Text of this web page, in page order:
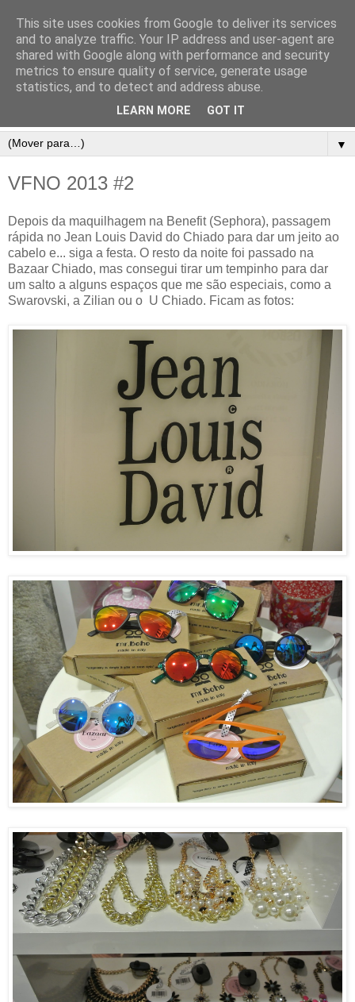
▼
VFNO 2013 #2
Depois da maquilhagem na Benefit (Sephora), passagem
rápida no Jean Louis David do Chiado para dar um jeito ao
cabelo e... siga a festa. O resto da noite foi passado na
Bazaar Chiado, mas consegui tirar um tempinho para dar
um salto a alguns espaços que me são especiais, como a
Swarovski, a Zilian ou o U Chiado. Ficam as fotos:
This site uses cookies from Google to deliver its services
and to analyze traffic. Your IP address and user-agent are
shared with Google along with performance and security
metrics to ensure quality of service, generate usage
statistics, and to detect and address abuse.
LEARN MORE GOT IT